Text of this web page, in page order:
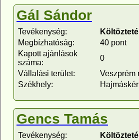
Gál Sándor
Tevékenység:
Megbízhatóság:
40 pont
Kapott ajánlások
száma:
0
Vállalási terület:
Veszprém
Székhely:
Hajmáskér
Gencs Tamás
Tevékenység: